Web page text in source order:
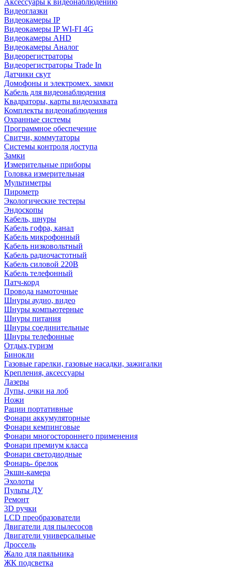
Аксессуары к видеонаблюдению
Видеоглазки
Видеокамеры IP
Видеокамеры IP WI-FI 4G
Видеокамеры AHD
Видеокамеры Аналог
Видеорегистраторы
Видеорегистраторы Trade In
Датчики скут
Домофоны и электромех. замки
Кабель для видеонаблюдения
Квадраторы, карты видеозахвата
Комплекты видеонаблюдения
Охранные системы
Программное обеспечение
Свитчи, коммутаторы
Системы контроля доступа
Замки
Измерительные приборы
Головка измерительная
Мультиметры
Пирометр
Экологические тестеры
Эндоскопы
Кабель, шнуры
Кабель гофра, канал
Кабель микрофонный
Кабель низковольтный
Кабель радиочастотный
Кабель силовой 220В
Кабель телефонный
Патч-корд
Провода намоточные
Шнуры аудио, видео
Шнуры компьютерные
Шнуры питания
Шнуры соединительные
Шнуры телефонные
Отдых,туризм
Бинокли
Газовые гарелки, газовые насадки, зажигалки
Крепления, аксессуары
Лазеры
Лупы, очки на лоб
Ножи
Рации портативные
Фонари аккумуляторные
Фонари кемпинговые
Фонари многостороннего применения
Фонари премиум класса
Фонари светодиодные
Фонарь- брелок
Экшн-камера
Эхолоты
Пульты ДУ
Ремонт
3D ручки
LCD преобразователи
Двигатели для пылесосов
Двигатели универсальные
Дроссель
Жало для паяльника
ЖК подсветка